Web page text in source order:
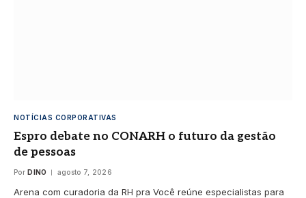
NOTÍCIAS CORPORATIVAS
Espro debate no CONARH o futuro da gestão
de pessoas
Por DINO agosto 7, 2026
Arena com curadoria da RH pra Você reúne especialistas para